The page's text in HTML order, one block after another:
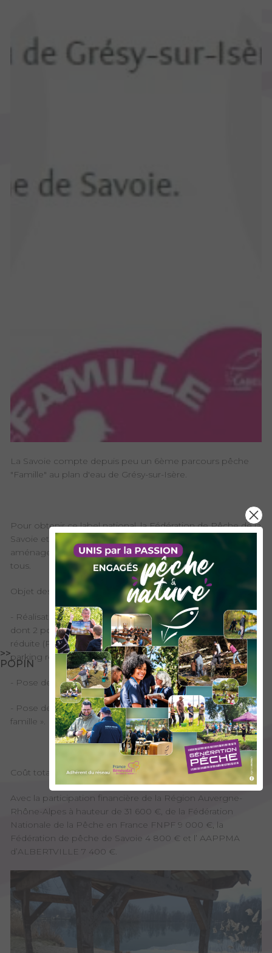
>>
POPIN
La Savoie compte depuis peu un 6ème parcours pêche
"Famille" au plan d'eau de Grésy-sur-Isère.
Pour obtenir ce label national, la Fédération de Pêche de la
Savoie et l'AAPPMA d'Albertville ont réalisé des
aménagements pour garantir une pêche de qualité pour
tous.
Objet des aménagements :
- Réalisation de 3 pontons de pêche de 6m linéaire chacun
dont 2 pontons accessibles aux personnes à mobilité
réduite (PMR) avec passerelles d’accès et places de
parking réservées,
- Pose de 2 tables de pique-nique,
- Pose de la signalétique d’information parcours pêche «
famille ».
Coût total de l'opération : 52 800 €
Avec la participation financière de la Région Auvergne-
Rhône-Alpes à hauteur de 31 600 €, de la Fédération
Nationale de la Pêche en France FNPF 9 000 €, la
Fédération de pêche de Savoie 4 800 € et l’ AAPPMA
d’ALBERTVILLE 7 400 €.